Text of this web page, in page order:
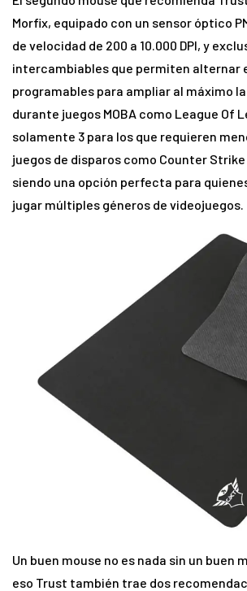
Morfix, equipado con un sensor óptico
de velocidad de 200 a 10.000 DPI, y
intercambiables que permiten alternar
programables para ampliar al máximo
durante juegos MOBA como League Of
solamente 3 para los que requieren
juegos de disparos como Counter
siendo una opción perfecta para
jugar múltiples géneros de videojuegos.
Un buen mouse no es nada sin un buen
eso Trust también trae dos